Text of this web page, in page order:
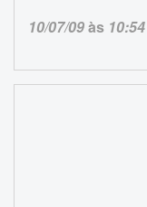
10/07/09às 10:54